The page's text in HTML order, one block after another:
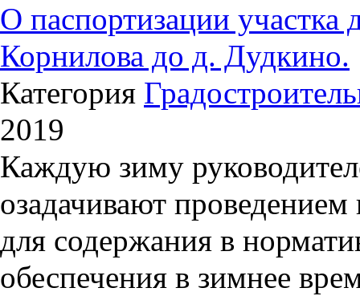
О паспортизации участка
Корнилова до д. Дудкино.
Категория
2019
Каждую зиму
озадачивают
для содержания в
обеспечения в зимнее